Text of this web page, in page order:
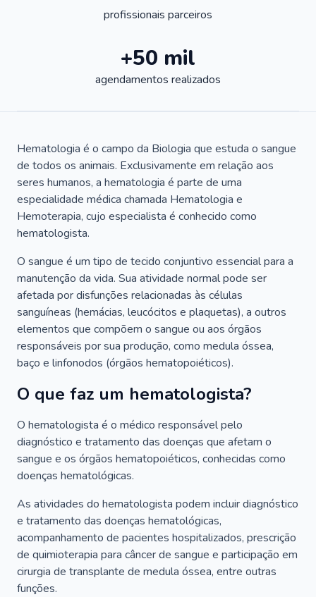
profissionais parceiros
+50 mil
agendamentos realizados
Hematologia é o campo da Biologia que estuda o sangue
de todos os animais. Exclusivamente em relação aos
seres humanos, a hematologia é parte de uma
especialidade médica chamada Hematologia e
Hemoterapia, cujo especialista é conhecido como
hematologista.
O sangue é um tipo de tecido conjuntivo essencial para a
manutenção da vida. Sua atividade normal pode ser
afetada por disfunções relacionadas às células
sanguíneas (hemácias, leucócitos e plaquetas), a outros
elementos que compõem o sangue ou aos órgãos
responsáveis por sua produção, como medula óssea,
baço e linfonodos (órgãos hematopoiéticos).
O que faz um hematologista?
O hematologista é o médico responsável pelo
diagnóstico e tratamento das doenças que afetam o
sangue e os órgãos hematopoiéticos, conhecidas como
doenças hematológicas.
As atividades do hematologista podem incluir diagnóstico
e tratamento das doenças hematológicas,
acompanhamento de pacientes hospitalizados, prescrição
de quimioterapia para câncer de sangue e participação em
cirurgia de transplante de medula óssea, entre outras
funções.